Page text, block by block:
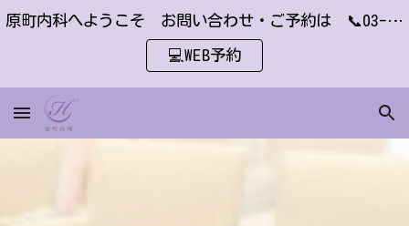
Skip to main content
原町内科へようこそ お問い合わせ・ご予約は 📞03-6451-2410 または
💻WEB予約